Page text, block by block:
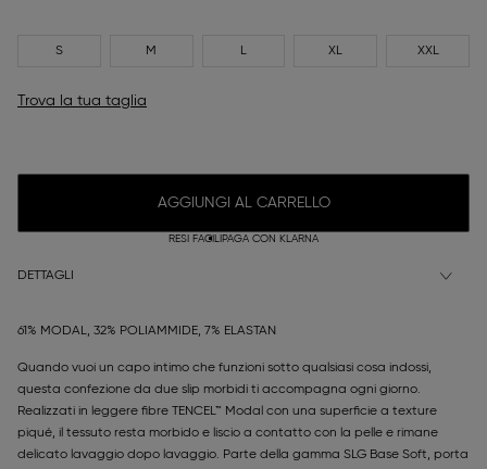
S M L XL XXL
Trova la tua taglia
AGGIUNGI AL CARRELLO
RESI FACILI PAGA CON KLARNA
DETTAGLI
61% MODAL, 32% POLIAMMIDE, 7% ELASTAN
Quando vuoi un capo intimo che funzioni sotto qualsiasi cosa indossi,
questa confezione da due slip morbidi ti accompagna ogni giorno.
Realizzati in leggere fibre TENCEL™ Modal con una superficie a texture
piqué, il tessuto resta morbido e liscio a contatto con la pelle e rimane
delicato lavaggio dopo lavaggio. Parte della gamma SLG Base Soft, porta